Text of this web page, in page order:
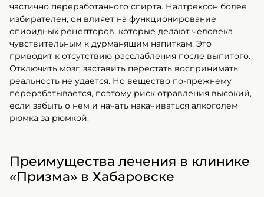
частично переработанного спирта. Налтрексон более
избирателен, он влияет на функционирование
опиоидных рецепторов, которые делают человека
чувствительным к дурманящим напиткам. Это
приводит к отсутствию расслабления после выпитого.
Отключить мозг, заставить перестать воспринимать
реальность не удается. Но вещество по-прежнему
перерабатывается, поэтому риск отравления высокий,
если забыть о нем и начать накачиваться алкоголем
рюмка за рюмкой.
Преимущества лечения в клинике
«Призма» в Хабаровске